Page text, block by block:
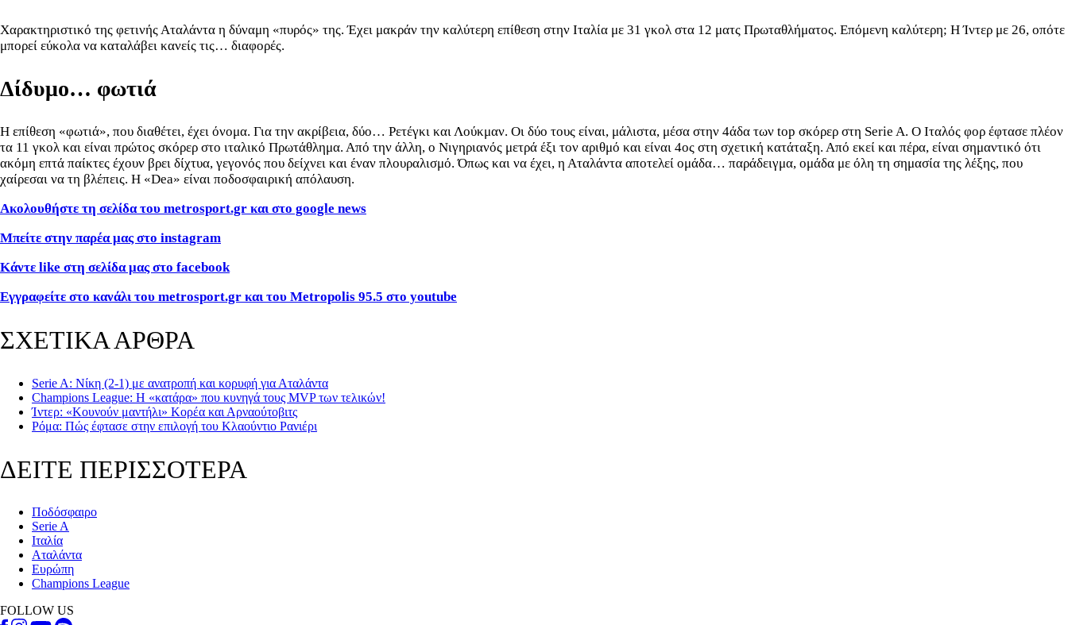
Χαρακτηριστικό της φετινής Αταλάντα η δύναμη «πυρός» της. Έχει μακράν την καλύτερη επίθεση στην Ιταλία με 31 γκολ στα 12 ματς Πρωταθλήματος. Επόμενη καλύτερη; Η Ίντερ με 26, οπότε
μπορεί εύκολα να καταλάβει κανείς τις… διαφορές.
Δίδυμο… φωτιά
Η επίθεση «φωτιά», που διαθέτει, έχει όνομα. Για την ακρίβεια, δύο… Ρετέγκι και Λούκμαν. Οι δύο τους είναι, μάλιστα, μέσα στην 4άδα των top σκόρερ στη Serie A. Ο Ιταλός φορ έφτασε πλέον
τα 11 γκολ και είναι πρώτος σκόρερ στο ιταλικό Πρωτάθλημα. Από την άλλη, ο Νιγηριανός μετρά έξι τον αριθμό και είναι 4ος στη σχετική κατάταξη. Από εκεί και πέρα, είναι σημαντικό ότι
ακόμη επτά παίκτες έχουν βρει δίχτυα, γεγονός που δείχνει και έναν πλουραλισμό. Όπως και να έχει, η Αταλάντα αποτελεί ομάδα… παράδειγμα, ομάδα με όλη τη σημασία της λέξης, που
χαίρεσαι να τη βλέπεις. Η «Dea» είναι ποδοσφαιρική απόλαυση.
Ακολουθήστε τη σελίδα του metrosport.gr και στο google news
Μπείτε στην παρέα μας στο instagram
Κάντε like στη σελίδα μας στο facebook
Εγγραφείτε στο κανάλι του metrosport.gr και του Metropolis 95.5 στο youtube
ΣΧΕΤΙΚΑ ΑΡΘΡΑ
Serie A: Νίκη (2-1) με ανατροπή και κορυφή για Αταλάντα
Champions League: Η «κατάρα» που κυνηγά τους MVP των τελικών!
Ίντερ: «Κουνούν μαντήλι» Κορέα και Αρναούτοβιτς
Ρόμα: Πώς έφτασε στην επιλογή του Κλαούντιο Ρανιέρι
ΔΕΙΤΕ ΠΕΡΙΣΣΟΤΕΡΑ
Ποδόσφαιρο
Serie A
Ιταλία
Αταλάντα
Ευρώπη
Champions League
FOLLOW US